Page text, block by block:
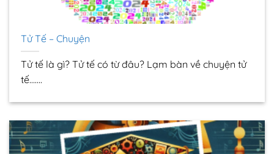
Tử Tế – Chuyện
Tử tế là gì? Tử tế có từ đâu? Lạm bàn về chuyện tử
tế…....